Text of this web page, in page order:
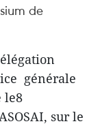
de
générale
le8
sur le